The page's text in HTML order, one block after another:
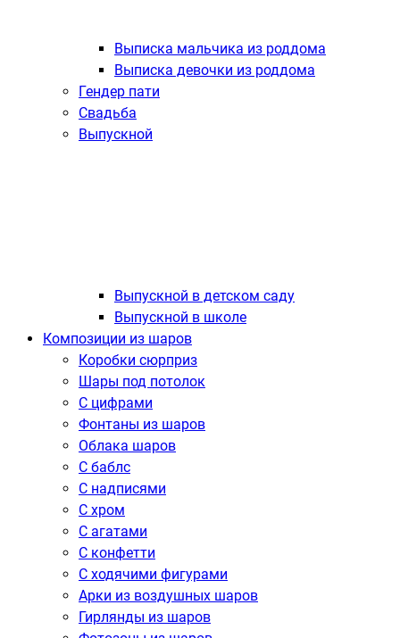
Выписка мальчика из роддома
Выписка девочки из роддома
Гендер пати
Свадьба
Выпускной
Выпускной в детском саду
Выпускной в школе
Композиции из шаров
Коробки сюрприз
Шары под потолок
С цифрами
Фонтаны из шаров
Облака шаров
С баблс
С надписями
С хром
С агатами
С конфетти
С ходячими фигурами
Арки из воздушных шаров
Гирлянды из шаров